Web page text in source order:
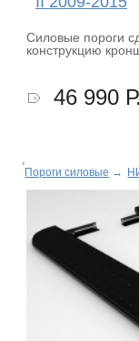
Силовые пороги
конструкцию
46 990 Р.
Пороги силовые →